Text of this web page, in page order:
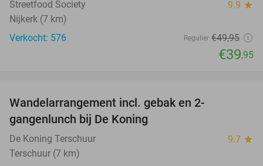
Streetfood Society 9.9 star
Nijkerk (7 km)
Verkocht: 576
Regulier €49,95
€39,95
Wandelarrangement incl. gebak en 2-
gangenlunch bij De Koning
De Koning Terschuur 9.7 star
Terschuur (7 km)